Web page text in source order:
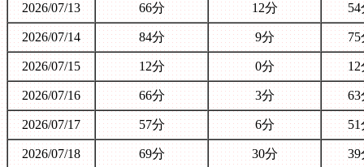
2026/07/13 66分 12分 54
2026/07/14 84分 9分 75
2026/07/15 12分 0分 12
2026/07/16 66分 3分 63
2026/07/17 57分 6分 51
2026/07/18 69分 30分 39